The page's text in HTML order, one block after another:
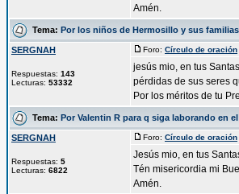
Amén.
Tema: Por los niños de Hermosillo y sus familias
SERGNAH
Respuestas: 143
Lecturas: 53332
Foro: Círculo de oración
jesús mio, en tus
pérdidas de sus seres
Por los méritos de tu
Tema: Por Valentin R para q siga laborando en
SERGNAH
Respuestas: 5
Lecturas: 6822
Foro: Círculo de oración
Jesús mio, en tus
Tén misericordia mi
Amén.